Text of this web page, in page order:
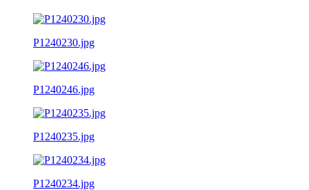
P1240230.jpg
P1240246.jpg
P1240235.jpg
P1240234.jpg